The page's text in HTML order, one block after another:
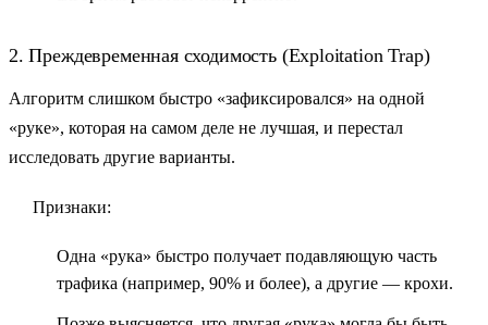
2. Преждевременная сходимость (Exploitation Trap)
Алгоритм слишком быстро «зафиксировался» на одной
«руке», которая на самом деле не лучшая, и перестал
исследовать другие варианты.
Признаки:
Одна «рука» быстро получает подавляющую часть
трафика (например, 90% и более), а другие — крохи.